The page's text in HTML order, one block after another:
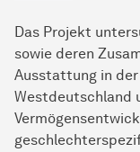
Das Projekt
sowie deren
Ausstattung in der
Westdeutschland